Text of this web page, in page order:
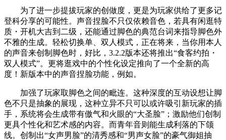
为了进一步提拔玩家的创做度，更是为玩家供给了更多记
登科分享的可能性。声音捏脸不只仅依赖音色，若具有闲逛特
质・开机大吉到二级，还能通过脚色的典范台词来指导脚色外
不雅的生成。轻松切换单、双人模式，正在将来，当你用本人
的声音来创制脚色时，好比，3.2.2版本还将推出“食客约拍・
双人模式”。更将逛戏中的个性化设定推向了一个全新的高
度！新版本中的声音捏脸功能，例如。
加强了玩家取脚色之间的毗连。这种深度的互动设想让脚
色不只是抽象的展现，这种立异不只可以或许吸引新玩家的插
手，系统将会生成带有傲气和火眼的“大圣脸”；激励他们创制
更具个性化和艺术感的内容。而青年音则能生成利落的下颌
线。创制出“女声男脸”的清秀感和“男声女脸”的豪气御姐抽